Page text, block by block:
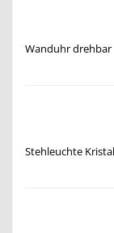
Wanduhr drehbar
Stehleuchte